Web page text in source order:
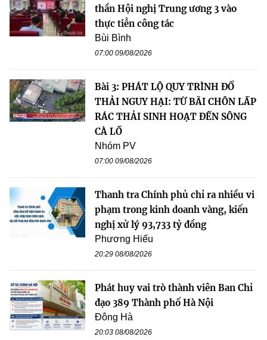
thần Hội nghị Trung ương 3 vào
thực tiễn công tác
Bùi Bình
07:00 09/08/2026
Bài 3: PHÁT LỘ QUY TRÌNH ĐỔ
THẢI NGUY HẠI: TỪ BÃI CHÔN LẤP
RÁC THẢI SINH HOẠT ĐẾN SÔNG
CÀ LỒ
Nhóm PV
07:00 09/08/2026
Thanh tra Chính phủ chỉ ra nhiều vi
phạm trong kinh doanh vàng, kiến
nghị xử lý 93,733 tỷ đồng
Phương Hiếu
20:29 08/08/2026
Phát huy vai trò thành viên Ban Chỉ
đạo 389 Thành phố Hà Nội
Đông Hà
20:03 08/08/2026